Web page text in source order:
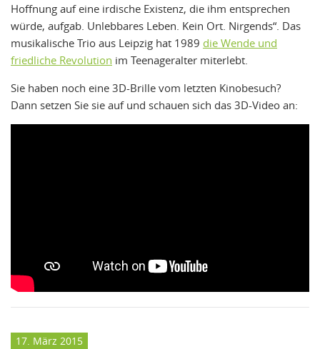
Hoffnung auf eine irdische Existenz, die ihm entsprechen
würde, aufgab. Unlebbares Leben. Kein Ort. Nirgends“. Das
musikalische Trio aus Leipzig hat 1989 die Wende und
friedliche Revolution im Teenageralter miterlebt.
Sie haben noch eine 3D-Brille vom letzten Kinobesuch?
Dann setzen Sie sie auf und schauen sich das 3D-Video an:
17. März 2015